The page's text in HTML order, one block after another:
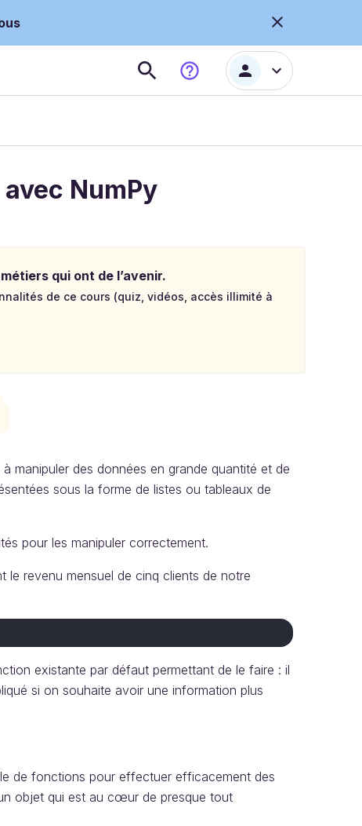
NumPy
qui ont de l’avenir.
de ce cours (quiz, vidéos, accès illimité à
manipuler des données en grande quantité et de
sous la forme de listes ou tableaux de
pour les manipuler correctement.
le revenu mensuel de cinq clients de notre
existante par défaut permettant de le faire : il
si on souhaite avoir une information plus
de fonctions pour effectuer efficacement des
objet qui est au cœur de presque tout